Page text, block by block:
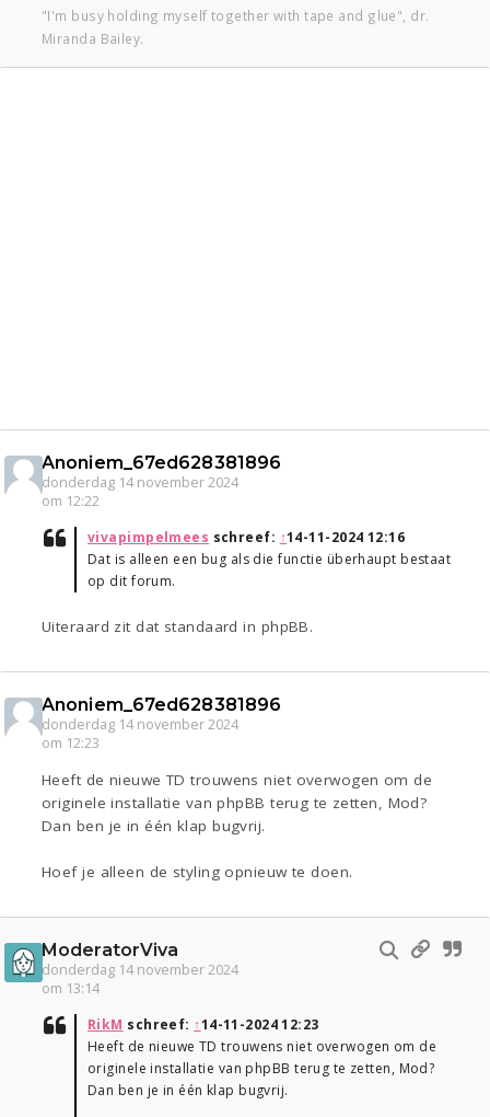
"I'm busy holding myself together with tape and glue", dr.
Miranda Bailey.
Anoniem_67ed628381896
donderdag 14 november 2024
om 12:22
vivapimpelmees schreef: ↑14-11-2024 12:16
Dat is alleen een bug als die functie überhaupt bestaat
op dit forum.
Uiteraard zit dat standaard in phpBB.
Anoniem_67ed628381896
donderdag 14 november 2024
om 12:23
Heeft de nieuwe TD trouwens niet overwogen om de
originele installatie van phpBB terug te zetten, Mod?
Dan ben je in één klap bugvrij.
Hoef je alleen de styling opnieuw te doen.
ModeratorViva
donderdag 14 november 2024
om 13:14
RikM schreef: ↑14-11-2024 12:23
Heeft de nieuwe TD trouwens niet overwogen om de
originele installatie van phpBB terug te zetten, Mod?
Dan ben je in één klap bugvrij.